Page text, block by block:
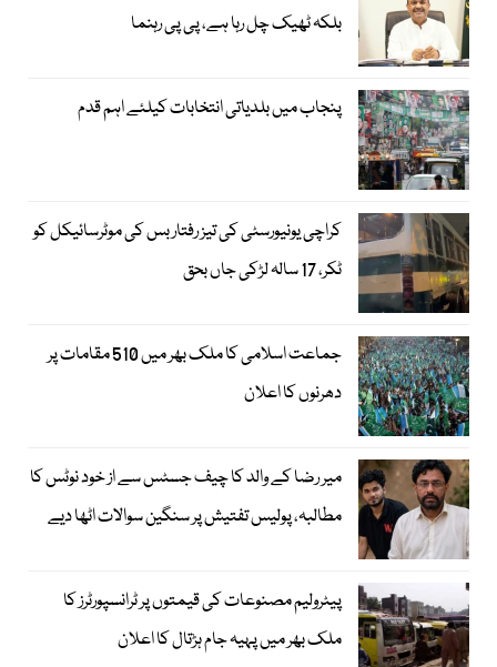
بلکہ ٹھیک چل رہا ہے، پی پی رہنما
پنجاب میں بلدیاتی انتخابات کیلئے اہم قدم
کراچی یونیورسٹی کی تیز رفتار بس کی موٹرسائیکل کو
ٹکر، 17 سالہ لڑکی جاں بحق
جماعت اسلامی کا ملک بھر میں 510 مقامات پر
دھرنوں کا اعلان
میر رضا کے والد کا چیف جسٹس سے از خود نوٹس کا
مطالبہ، پولیس تفتیش پر سنگین سوالات اٹھا دیے
پیٹرولیم مصنوعات کی قیمتوں پر ٹرانسپورٹرز کا
ملک بھر میں پہیہ جام ہڑتال کا اعلان